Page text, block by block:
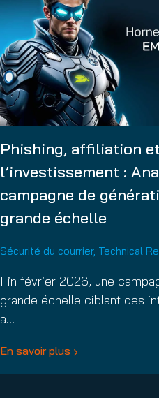
Phishing, affiliation
l’investissement :
campagne de
grande échelle
Sécurité du courrier, Technical
Fin février 2026, une
grande échelle ciblant des
a…
En savoir plus